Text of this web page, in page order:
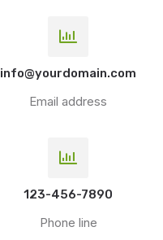
info@yourdomain.com
Email address
123-456-7890
Phone line